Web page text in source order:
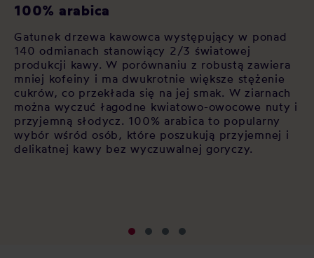
100% arabica
Gatunek drzewa kawowca występujący w ponad
140 odmianach stanowiący 2/3 światowej
produkcji kawy. W porównaniu z robustą zawiera
mniej kofeiny i ma dwukrotnie większe stężenie
cukrów, co przekłada się na jej smak. W ziarnach
można wyczuć łagodne kwiatowo-owocowe nuty i
przyjemną słodycz. 100% arabica to popularny
wybór wśród osób, które poszukują przyjemnej i
delikatnej kawy bez wyczuwalnej goryczy.